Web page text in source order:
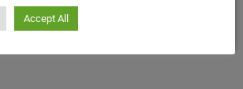
Accept All